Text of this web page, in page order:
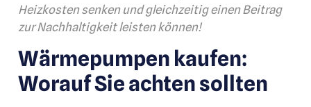
Heizkosten senken und gleichzeitig einen Beitrag
zur Nachhaltigkeit leisten können!
Wärmepumpen kaufen:
Worauf Sie achten sollten